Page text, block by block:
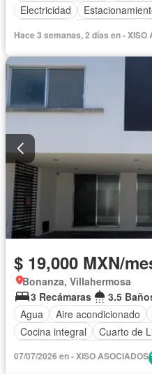
Electricidad
Hace 3 semanas, 2 días en - XISO
$ 19,000 MXN/
Bonanza, Villahermosa
3 Recámaras
3.5
Agua
Aire acondicionado
Cocina integral
Cuarto de
Solo
07/07/2026 en - XISO ASOCIADOS